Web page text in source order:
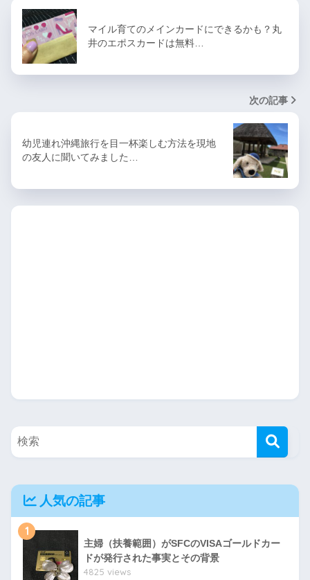
マイル育てのメインカードにできるかも？丸
井のエポスカードは無料…
次の記事
幼児連れ沖縄旅行を目一杯楽しむ方法を現地
の友人に聞いてみました…
人気の記事
1
主婦（扶養範囲）がSFCのVISAゴールドカー
ドが発行された事実とその背景
4825 views